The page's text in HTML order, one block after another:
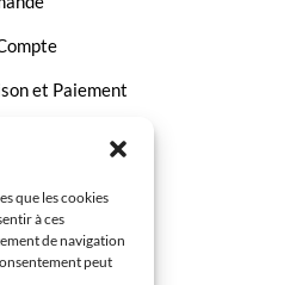
que les cookies
à ces
de navigation
peut
et Paiement